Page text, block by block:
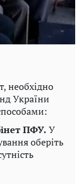
необхідно
України
ПФУ. У
оберіть